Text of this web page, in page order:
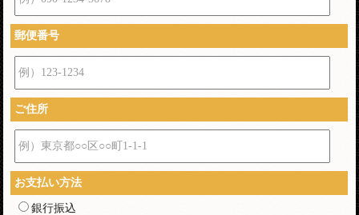
郵便番号
例）123-1234
ご住所
例）東京都○○区○○町1-1-1
お支払い方法
銀行振込